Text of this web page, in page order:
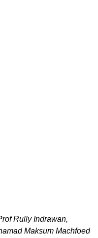
Rully Indrawan,
Maksum Machfoed